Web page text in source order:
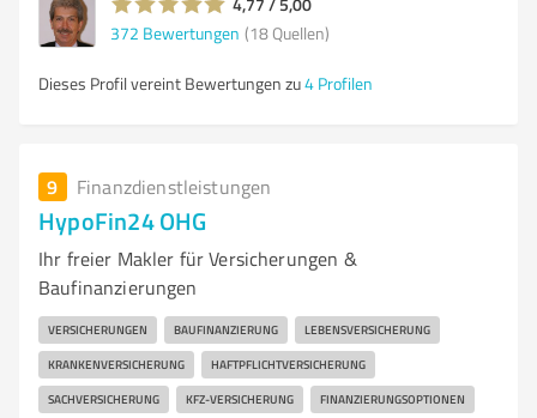
372 Bewertungen (18 Quellen)
Dieses Profil vereint Bewertungen zu4 Profilen
9 Finanzdienstleistungen
HypoFin24 OHG
Ihr freier Makler für Versicherungen &
Baufinanzierungen
VERSICHERUNGEN BAUFINANZIERUNG LEBENSVERSICHERUNG
KRANKENVERSICHERUNG HAFTPFLICHTVERSICHERUNG
SACHVERSICHERUNG KFZ-VERSICHERUNG FINANZIERUNGSOPTIONEN